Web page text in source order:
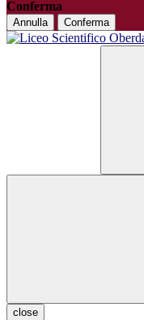
Conferma
Annulla Conferma
close